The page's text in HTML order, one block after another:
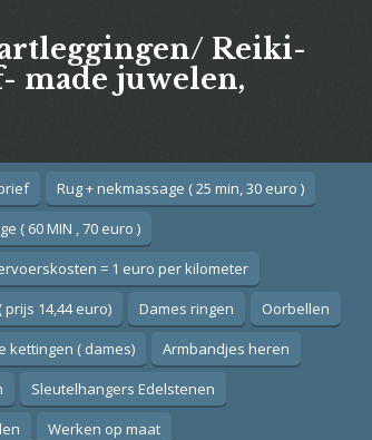
Reiki-
made juwelen,
Rug + nekmassage ( 25 min, 30 euro )
( 60 MIN , 70 euro )
= 1 euro per kilometer
14,44 euro) Dames ringen
Oorbellen
kettingen ( dames)
Armbandjes heren
Sleutelhangers Edelstenen
Werken op maat